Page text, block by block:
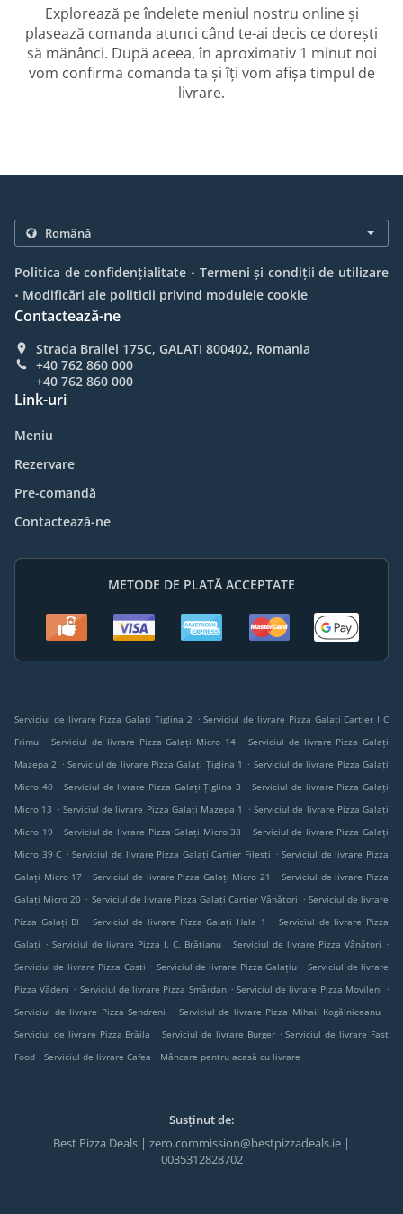
Explorează pe îndelete meniul nostru online și
plasează comanda atunci când te-ai decis ce dorești
să mănânci. După aceea, în aproximativ 1 minut noi
vom confirma comanda ta și îți vom afișa timpul de
livrare.
Politica de confidențialitate . Termeni și condiții de utilizare
. Modificări ale politicii privind modulele cookie
Contactează-ne
Strada Brailei 175C, GALATI 800402, Romania
+40 762 860 000
+40 762 860 000
Link-uri
Meniu
Rezervare
Pre-comandă
Contactează-ne
METODE DE PLATĂ ACCEPTATE
Serviciul de livrare Pizza Galați Țiglina 2 . Serviciul de livrare Pizza Galați Cartier I C
Frimu . Serviciul de livrare Pizza Galați Micro 14 . Serviciul de livrare Pizza Galați
Mazepa 2 . Serviciul de livrare Pizza Galați Țiglina 1 . Serviciul de livrare Pizza Galați
Micro 40 . Serviciul de livrare Pizza Galați Țiglina 3 . Serviciul de livrare Pizza Galați
Micro 13 . Serviciul de livrare Pizza Galați Mazepa 1 . Serviciul de livrare Pizza Galați
Micro 19 . Serviciul de livrare Pizza Galați Micro 38 . Serviciul de livrare Pizza Galați
Micro 39 C . Serviciul de livrare Pizza Galați Cartier Filesti . Serviciul de livrare Pizza
Galați Micro 17 . Serviciul de livrare Pizza Galați Micro 21 . Serviciul de livrare Pizza
Galați Micro 20 . Serviciul de livrare Pizza Galați Cartier Vânători . Serviciul de livrare
Pizza Galați Bl
. Serviciul de livrare Pizza Galați Hala 1 . Serviciul de livrare Pizza
Galați . Serviciul de livrare Pizza I. C. Brătianu . Serviciul de livrare Pizza Vânători .
Serviciul de livrare Pizza Costi . Serviciul de livrare Pizza Galațiu . Serviciul de livrare
Pizza Vădeni . Serviciul de livrare Pizza Smârdan . Serviciul de livrare Pizza Movileni .
Serviciul de livrare Pizza Șendreni
. Serviciul de livrare Pizza Mihail Kogălniceanu .
Serviciul de livrare Pizza Brăila . Serviciul de livrare Burger . Serviciul de livrare Fast
Food . Serviciul de livrare Cafea . Mâncare pentru acasă cu livrare
Susținut de:
Best Pizza Deals | zero.commission@bestpizzadeals.ie |
0035312828702